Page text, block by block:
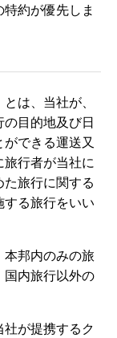
約が優先しま
は、当社が、
目的地及び日
できる運送又
行者が当社に
旅行に関する
る旅行をいい
邦内のみの旅
内旅行以外の
が提携するク